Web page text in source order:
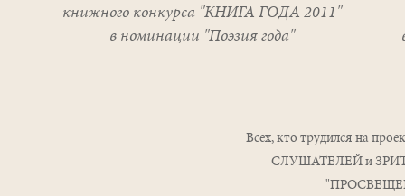
книжного конкурса "КНИГА ГОДА 2011"
в номинации "Поэзия года"
Всех, кто трудился на
СЛУШАТЕЛЕЙ и